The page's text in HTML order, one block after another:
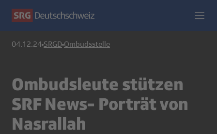
04.12.24 SRGD Ombudsstelle
Ombudsleute stützen
SRF News- Porträt von
Nasrallah